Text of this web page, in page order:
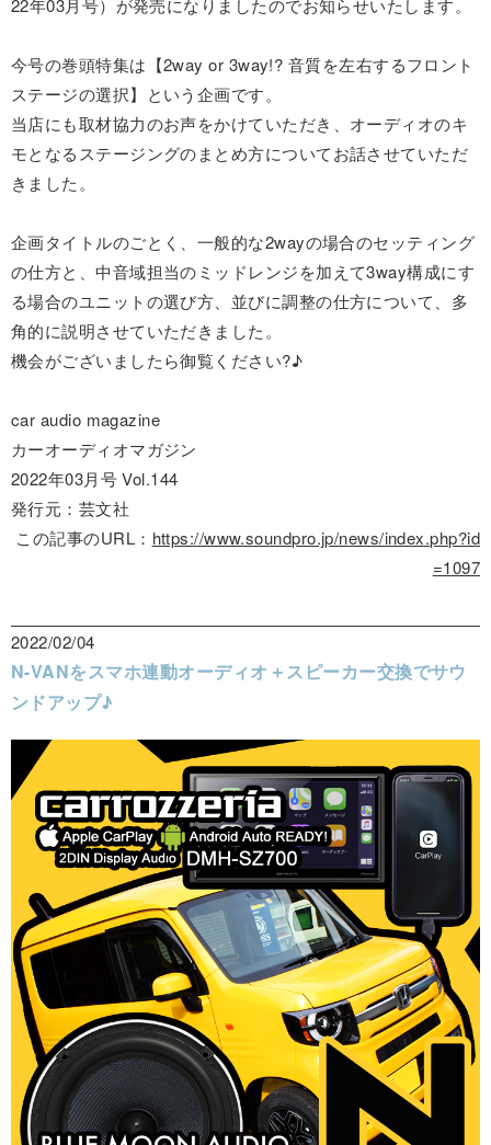
今号の巻頭特集は【2way or 3way!? 音質を左右するフロント
ステージの選択】という企画です。
当店にも取材協力のお声をかけていただき、オーディオのキ
モとなるステージングのまとめ方についてお話させていただ
きました。
企画タイトルのごとく、一般的な2wayの場合のセッティング
の仕方と、中音域担当のミッドレンジを加えて3way構成にす
る場合のユニットの選び方、並びに調整の仕方について、多
角的に説明させていただきました。
機会がございましたら御覧ください?♪
car audio magazine
カーオーディオマガジン
2022年03月号 Vol.144
発行元：芸文社
この記事のURL： https://www.soundpro.jp/news/index.php?id
=1097
2022/02/04
N-VANをスマホ連動オーディオ＋スピーカー交換でサウ
ンドアップ♪